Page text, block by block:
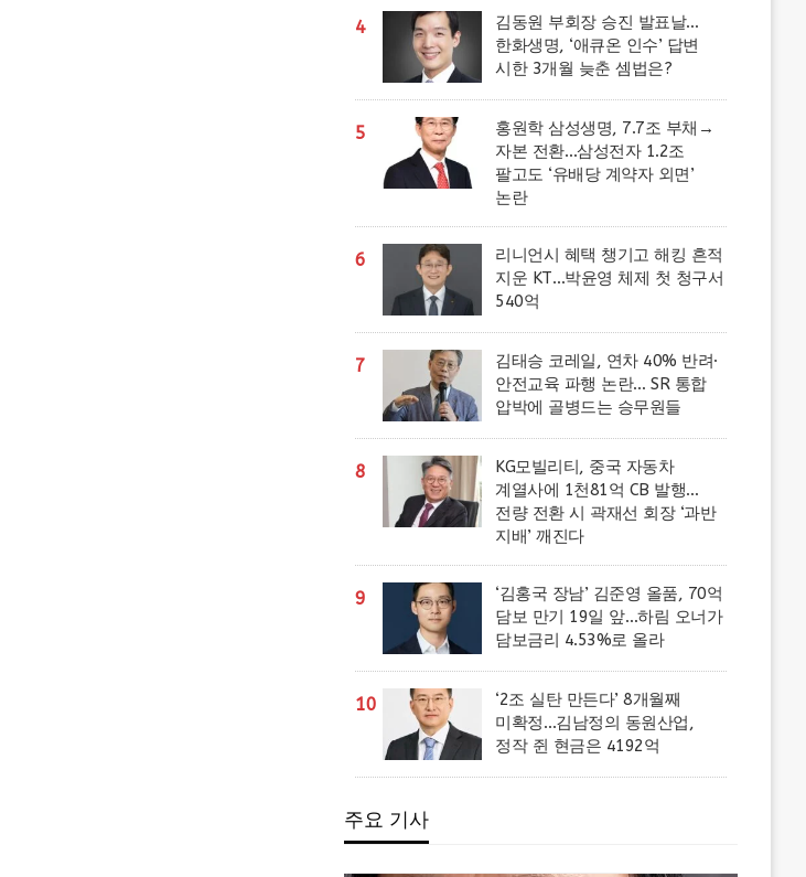
4
김동원 부회장 승진 발표날…
한화생명, ‘애큐온 인수’ 답변
시한 3개월 늦춘 셈법은?
5
홍원학 삼성생명, 7.7조 부채→
자본 전환…삼성전자 1.2조
팔고도 ‘유배당 계약자 외면’
논란
6
리니언시 혜택 챙기고 해킹 흔적
지운 KT…박윤영 체제 첫 청구서
540억
7
김태승 코레일, 연차 40% 반려·
안전교육 파행 논란… SR 통합
압박에 골병드는 승무원들
8
KG모빌리티, 중국 자동차
계열사에 1천81억 CB 발행…
전량 전환 시 곽재선 회장 ‘과반
지배’ 깨진다
9
‘김홍국 장남’ 김준영 올품, 70억
담보 만기 19일 앞…하림 오너가
담보금리 4.53%로 올라
10
‘2조 실탄 만든다’ 8개월째
미확정…김남정의 동원산업,
정작 쥔 현금은 4192억
주요 기사